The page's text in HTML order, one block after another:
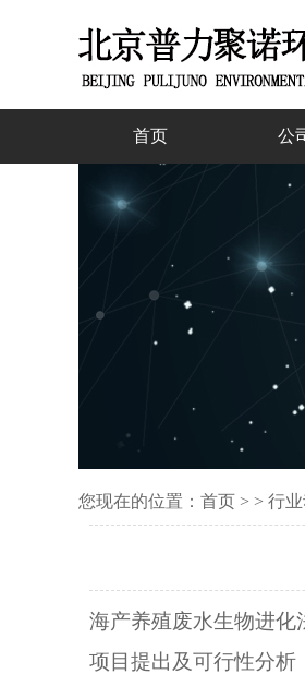
首页 公
您现在的位置： 首页 > > 行
海产养殖废水生物进化
项目提出及可行性分析